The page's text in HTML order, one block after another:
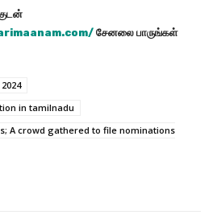
சேனலை பாருங்கள்
in tamilnadu
A crowd gathered to file nominations